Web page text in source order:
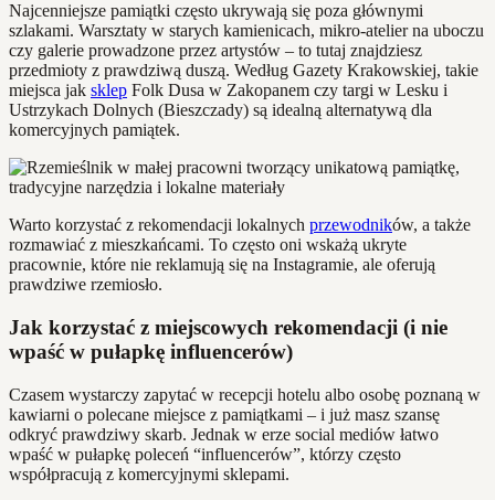
Najcenniejsze pamiątki często ukrywają się poza głównymi
szlakami. Warsztaty w starych kamienicach, mikro-atelier na uboczu
czy galerie prowadzone przez artystów – to tutaj znajdziesz
przedmioty z prawdziwą duszą. Według Gazety Krakowskiej, takie
miejsca jak sklep Folk Dusa w Zakopanem czy targi w Lesku i
Ustrzykach Dolnych (Bieszczady) są idealną alternatywą dla
komercyjnych pamiątek.
Warto korzystać z rekomendacji lokalnych przewodników, a także
rozmawiać z mieszkańcami. To często oni wskażą ukryte
pracownie, które nie reklamują się na Instagramie, ale oferują
prawdziwe rzemiosło.
Jak korzystać z miejscowych rekomendacji (i nie
wpaść w pułapkę influencerów)
Czasem wystarczy zapytać w recepcji hotelu albo osobę poznaną w
kawiarni o polecane miejsce z pamiątkami – i już masz szansę
odkryć prawdziwy skarb. Jednak w erze social mediów łatwo
wpaść w pułapkę poleceń “influencerów”, którzy często
współpracują z komercyjnymi sklepami.